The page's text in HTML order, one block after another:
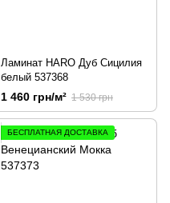
Ламинат HARO Дуб Сицилия
белый 537368
1 460 грн/м² 1 530 грн
БЕСПЛАТНАЯ ДОСТАВКА